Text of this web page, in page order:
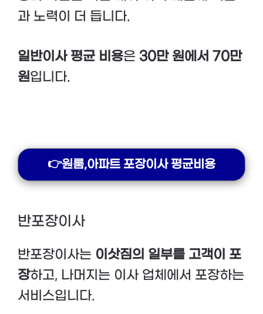
과 노력이 더 듭니다.
일반이사 평균 비용은 30만 원에서 70만
원입니다.
👉원룸,아파트 포장이사 평균비용
반포장이사
반포장이사는 이삿짐의 일부를 고객이 포
장하고, 나머지는 이사 업체에서 포장하는
서비스입니다.